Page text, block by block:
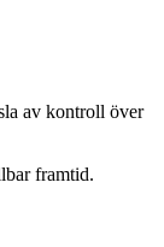
av kontroll över
framtid.